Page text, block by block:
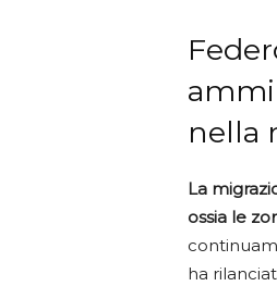
nella
La
ossia le
ha